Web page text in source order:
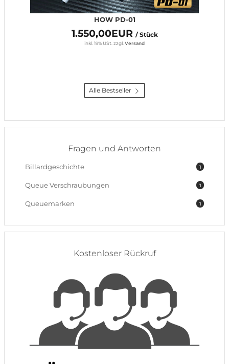
HOW PD-01
1.550,00EUR / Stück
inkl. 19% USt.zzgl.Versand
Alle Bestseller
Fragen und Antworten
1
Billardgeschichte
1
Queue Verschraubungen
1
Queuemarken
Kostenloser Rückruf